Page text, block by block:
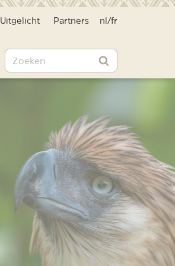
Uitgelicht Partners nl /fr
Zoeken
Zoeken